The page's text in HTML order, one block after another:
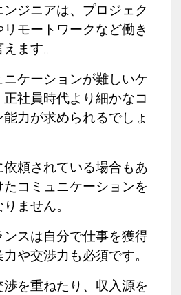
ジニアは、プロジェク
リモートワークなど働き
ます。
ケーションが難しいケ
社員時代より細かなコ
力が求められるでしょ
頼されている場合もあ
コミュニケーションを
ません。
スは自分で仕事を獲得
や交渉力も必須です。
を重ねたり、収入源を